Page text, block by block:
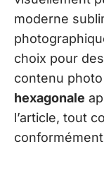
moderne
choix pour des
contenu
hexagonale
l’article, tout